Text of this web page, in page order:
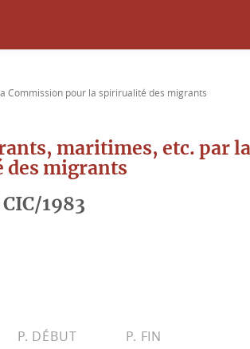
Commission pour la spirirualité des migrants
maritimes, etc. par
migrants
1983
P. DÉBUT P. FIN